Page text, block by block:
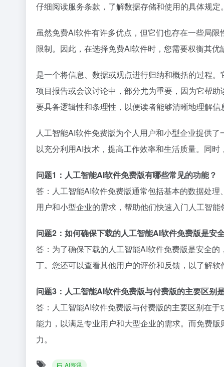
仔细阅读服务条款，了解数据存储和使用的具体规定。
虽然免费AI软件有许多优点，但它们也存在一些局
限制。因此，在选择免费AI软件时，您需要权衡其优
是一个将信息、数据或观点进行归纳和概括的过程
项目报告或会议讨论中，部分尤为重要，因为它帮
要具备逻辑性和条理性，以便读者能够清晰地理解信
人工智能AI软件免费版为个人用户和小型企业提供
以充分利用AI技术，提高工作效率和生活质量。同
问题1：人工智能AI软件免费版有哪些常见的功能？
答：人工智能AI软件免费版通常包括基本的数据处
用户和小型企业的需求，帮助他们快速入门人工智能
问题2：如何确保下载的人工智能AI软件免费版是安
答：为了确保下载的人工智能AI软件免费版是安全
丁。您还可以查看其他用户的评价和反馈，以了解软
问题3：人工智能AI软件免费版与付费版的主要区别
答：人工智能AI软件免费版与付费版的主要区别在
能力，以满足专业用户和大型企业的需求。而免费
力。
AI资讯